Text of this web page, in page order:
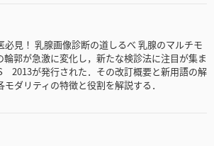
必見！ 乳腺画像診断の道しるべ 乳腺のマルチモ
輪郭が急激に変化し，新たな検診法に注目が集ま
2013が発行された．その改訂概要と新用語の解
ダリティの特徴と役割を解説する．